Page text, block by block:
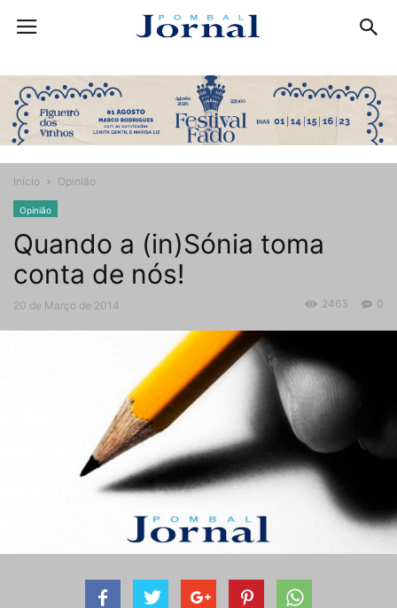
Início Opinião
Opinião
Quando a (in)Sónia toma
conta de nós!
20 de Março de 2014 0
2463